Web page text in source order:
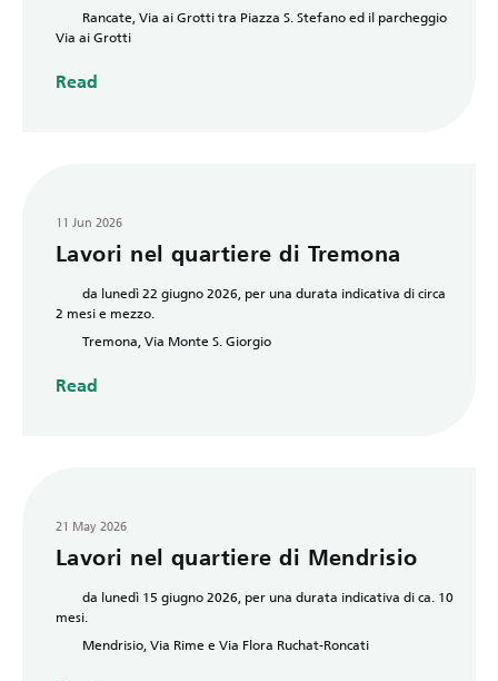
Rancate, Via ai Grotti tra Piazza S. Stefano ed il parcheggio
Via ai Grotti
Read
11 Jun 2026
Lavori nel quartiere di Tremona
da lunedì 22 giugno 2026, per una durata indicativa di circa
2 mesi e mezzo.
Tremona, Via Monte S. Giorgio
Read
21 May 2026
Lavori nel quartiere di Mendrisio
da lunedì 15 giugno 2026, per una durata indicativa di ca. 10
mesi.
Mendrisio, Via Rime e Via Flora Ruchat-Roncati